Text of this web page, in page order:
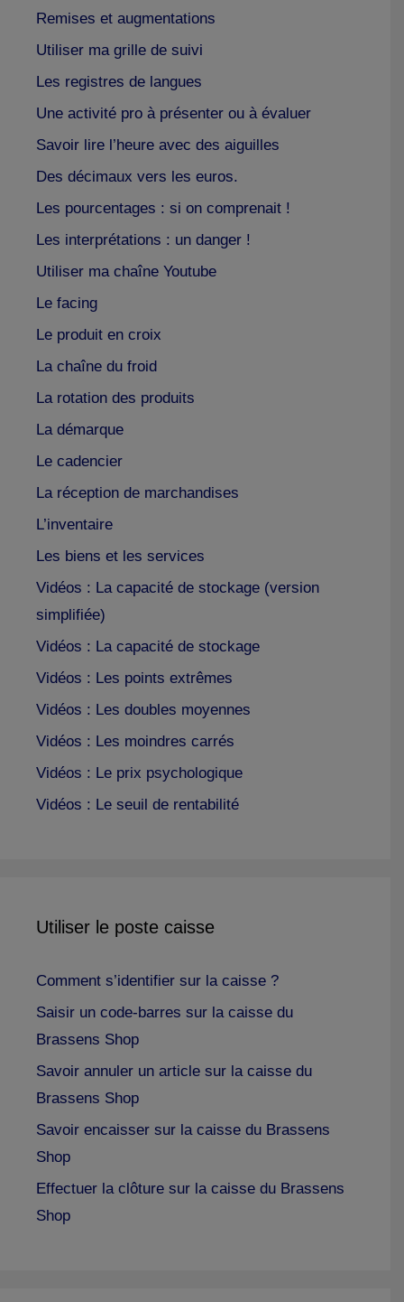
Remises et augmentations
Utiliser ma grille de suivi
Les registres de langues
Une activité pro à présenter ou à évaluer
Savoir lire l’heure avec des aiguilles
Des décimaux vers les euros.
Les pourcentages : si on comprenait !
Les interprétations : un danger !
Utiliser ma chaîne Youtube
Le facing
Le produit en croix
La chaîne du froid
La rotation des produits
La démarque
Le cadencier
La réception de marchandises
L’inventaire
Les biens et les services
Vidéos : La capacité de stockage (version
simplifiée)
Vidéos : La capacité de stockage
Vidéos : Les points extrêmes
Vidéos : Les doubles moyennes
Vidéos : Les moindres carrés
Vidéos : Le prix psychologique
Vidéos : Le seuil de rentabilité
Utiliser le poste caisse
Comment s’identifier sur la caisse ?
Saisir un code-barres sur la caisse du
Brassens Shop
Savoir annuler un article sur la caisse du
Brassens Shop
Savoir encaisser sur la caisse du Brassens
Shop
Effectuer la clôture sur la caisse du Brassens
Shop